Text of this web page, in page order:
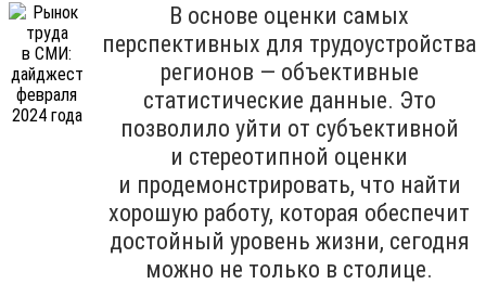
В основе оценки самых
перспективных для трудоустройства
регионов — объективные
статистические данные. Это
позволило уйти от субъективной
и стереотипной оценки
и продемонстрировать, что найти
хорошую работу, которая обеспечит
достойный уровень жизни, сегодня
можно не только в столице.